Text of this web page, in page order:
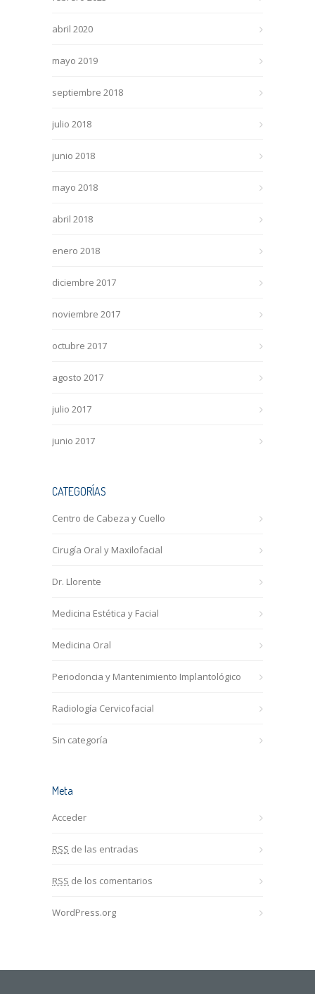
abril 2020
mayo 2019
septiembre 2018
julio 2018
junio 2018
mayo 2018
abril 2018
enero 2018
diciembre 2017
noviembre 2017
octubre 2017
agosto 2017
julio 2017
junio 2017
CATEGORÍAS
Centro de Cabeza y Cuello
Cirugía Oral y Maxilofacial
Dr. Llorente
Medicina Estética y Facial
Medicina Oral
Periodoncia y Mantenimiento Implantológico
Radiología Cervicofacial
Sin categoría
Meta
Acceder
RSS de las entradas
RSS de los comentarios
WordPress.org